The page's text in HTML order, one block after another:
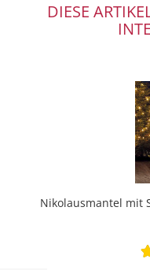
DIESE
Nikolausmantel mit